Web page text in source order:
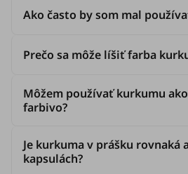
Ako často by som mal
Prečo sa môže líšiť farba
Môžem používať kurkumu
farbivo?
Je kurkuma v prášku rovnaká
kapsulách?